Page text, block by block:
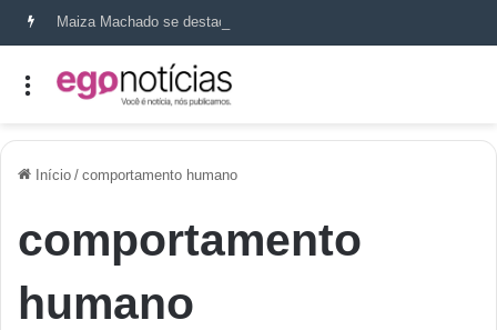
Início / comportamento humano
comportamento
humano